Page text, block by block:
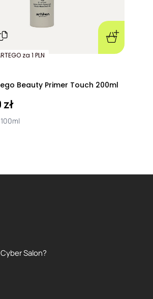
za 1 PLN
Beauty Primer Touch 200ml
Salon?